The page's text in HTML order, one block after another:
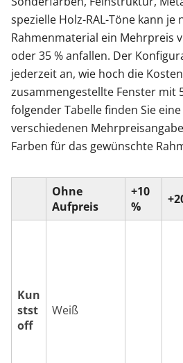
spezielle Holz-RAL-Töne kann je
Rahmenmaterial ein Mehrpreis
oder 35 % anfallen. Der
jederzeit an, wie hoch die
zusammengestellte Fenster mit
folgender Tabelle finden Sie
verschiedenen
Farben für das gewünschte
Ohne
Aufpreis
+10
%
Kun
stst
off
Weiß